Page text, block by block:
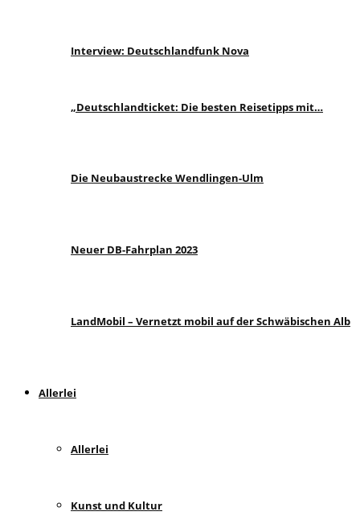
Interview: Deutschlandfunk Nova
„Deutschlandticket: Die besten Reisetipps mit…
Die Neubaustrecke Wendlingen-Ulm
Neuer DB-Fahrplan 2023
LandMobil – Vernetzt mobil auf der Schwäbischen Alb
Allerlei
Allerlei
Kunst und Kultur